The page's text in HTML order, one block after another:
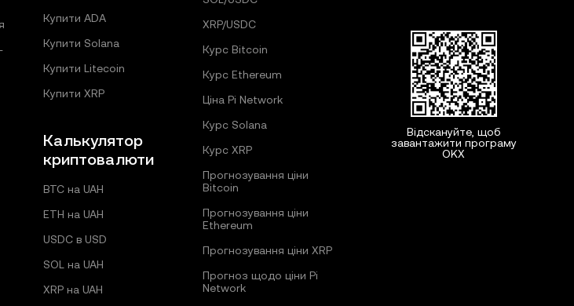
Купити ADA
Купити Solana
Купити Litecoin
Купити XRP
Калькулятор
криптовалюти
BTC на UAH
ETH на UAH
USDC в USD
SOL на UAH
XRP на UAH
XRP/USDC
Курс Bitcoin
Курс Ethereum
Ціна Pi Network
Курс Solana
Курс XRP
Прогнозування ціни
Bitcoin
Прогнозування ціни
Ethereum
Прогнозування ціни XRP
Прогноз щодо ціни Pi
Network
Відскануйте, щоб
завантажити програму
OKX